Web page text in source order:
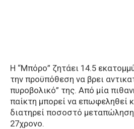
Η “Μπόρο” ζητάει 14.5
την προϋπόθεση να βρει
πυροβολικό” της. Από μία
παίκτη μπορεί να επωφεληθεί
διατηρεί ποσοστό
27χρονο.